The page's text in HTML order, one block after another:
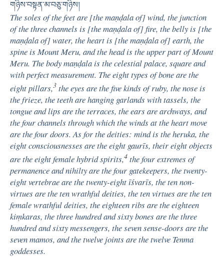
གཉིས་བསྟན་མ་བཅུ་གཉིས།
The soles of the feet are [the maṇḍala of] wind, the junction
of the three channels is [the maṇḍala of] fire, the belly is [the
maṇḍala of] water, the heart is [the maṇḍala of] earth, the
spine is Mount Meru, and the head is the upper part of Mount
Meru. The body maṇḍala is the celestial palace, square and
with perfect measurement. The eight types of bone are the
eight pillars,3 the eyes are the five kinds of ruby, the nose is
the frieze, the teeth are hanging garlands with tassels, the
tongue and lips are the terraces, the ears are archways, and
the four channels through which the winds at the heart move
are the four doors. As for the deities: mind is the heruka, the
eight consciousnesses are the eight gaurīs, their eight objects
are the eight female hybrid spirits,4 the four extremes of
permanence and nihilty are the four gatekeepers, the twenty-
eight vertebrae are the twenty-eight īśvarīs, the ten non-
virtues are the ten wrathful deities, the ten virtues are the ten
female wrathful deities, the eighteen ribs are the eighteen
kiṃkaras, the three hundred and sixty bones are the three
hundred and sixty messengers, the seven sense-doors are the
seven mamos, and the twelve joints are the twelve Tenma
goddesses.